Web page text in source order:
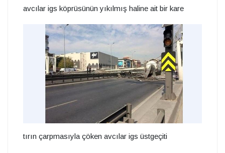
avcılar igs köprüsünün yıkılmış haline ait bir kare
tırın çarpmasıyla çöken avcılar igs üstgeçiti